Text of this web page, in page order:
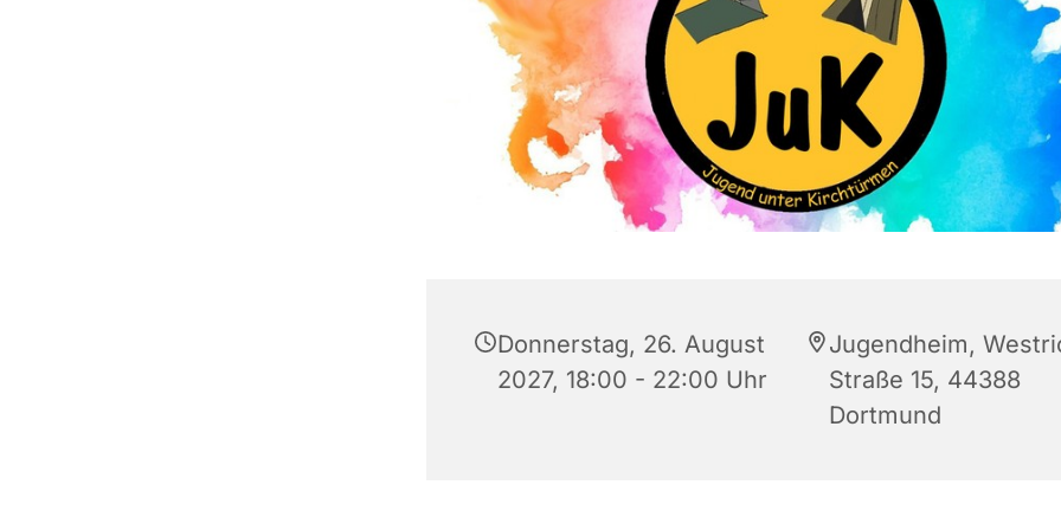
Donnerstag, 26. August
2027, 18:00 - 22:00 Uhr
Jugendheim,
Straße 15, 44388
Dortmund